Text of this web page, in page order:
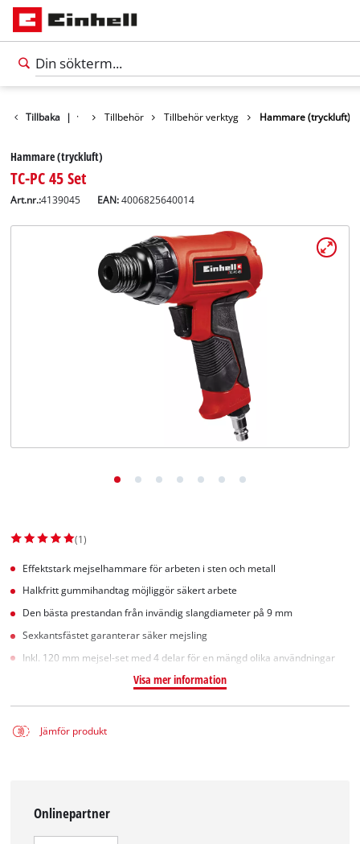
Tillbaka | Tillbehör Tillbehör verktyg Hammare (tryckluft)
Hammare (tryckluft)
TC-PC 45 Set
Art.nr.:4139045 EAN:4006825640014
(1)
Effektstark mejselhammare för arbeten i sten och metall
Halkfritt gummihandtag möjliggör säkert arbete
Den bästa prestandan från invändig slangdiameter på 9 mm
Sexkantsfästet garanterar säker mejsling
Inkl. 120 mm mejsel-set med 4 delar för en mängd olika användningar
Visa mer information
Jämför produkt
Onlinepartner